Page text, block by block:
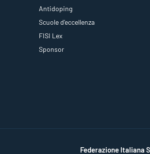
Antidoping
Scuole d'eccellenza
FISI Lex
Sponsor
Federazione Italiana